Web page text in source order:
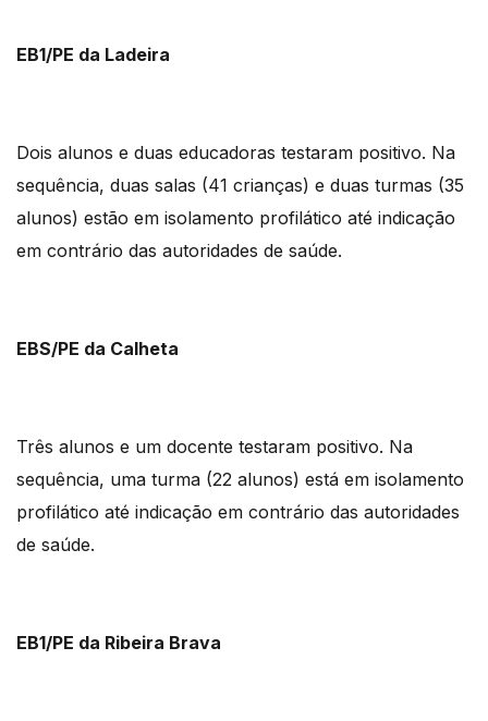
EB1/PE da Ladeira
Dois alunos e duas educadoras testaram positivo. Na
sequência, duas salas (41 crianças) e duas turmas (35
alunos) estão em isolamento profilático até indicação
em contrário das autoridades de saúde.
EBS/PE da Calheta
Três alunos e um docente testaram positivo. Na
sequência, uma turma (22 alunos) está em isolamento
profilático até indicação em contrário das autoridades
de saúde.
EB1/PE da Ribeira Brava